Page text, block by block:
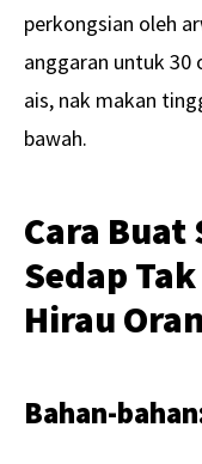
perkongsian oleh
anggaran untuk 30
ais, nak makan
bawah.
Cara Buat
Sedap
Hirau
Bahan-